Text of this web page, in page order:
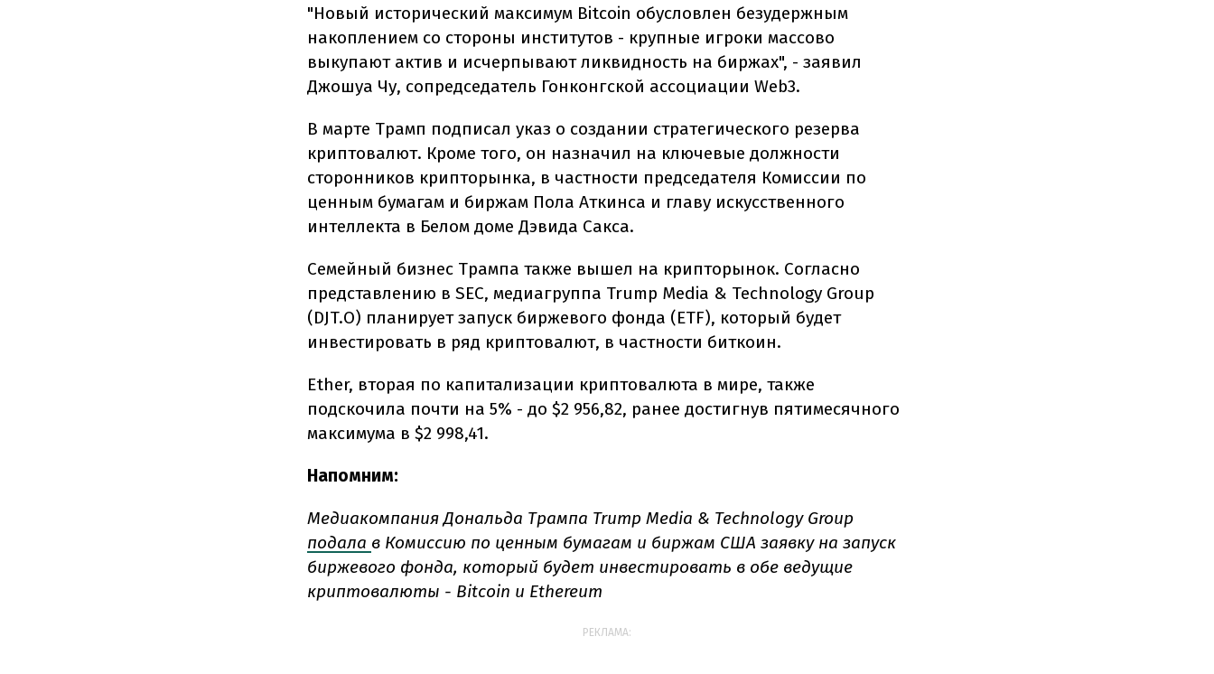
"Новый исторический максимум Bitcoin обусловлен безудержным
накоплением со стороны институтов - крупные игроки массово
выкупают актив и исчерпывают ликвидность на биржах", - заявил
Джошуа Чу, сопредседатель Гонконгской ассоциации Web3.
В марте Трамп подписал указ о создании стратегического резерва
криптовалют. Кроме того, он назначил на ключевые должности
сторонников крипторынка, в частности председателя Комиссии по
ценным бумагам и биржам Пола Аткинса и главу искусственного
интеллекта в Белом доме Дэвида Сакса.
Семейный бизнес Трампа также вышел на крипторынок. Согласно
представлению в SEC, медиагруппа Trump Media & Technology Group
(DJT.O) планирует запуск биржевого фонда (ETF), который будет
инвестировать в ряд криптовалют, в частности биткоин.
Ether, вторая по капитализации криптовалюта в мире, также
подскочила почти на 5% - до $2 956,82, ранее достигнув пятимесячного
максимума в $2 998,41.
Напомним:
Медиакомпания Дональда Трампа Trump Media & Technology Group
подала в Комиссию по ценным бумагам и биржам США заявку на запуск
биржевого фонда, который будет инвестировать в обе ведущие
криптовалюты - Bitcoin и Ethereum
РЕКЛАМА: